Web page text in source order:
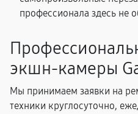
профессионала здесь не
экшн-камеры
Мы принимаем заявки на
техники круглосуточно,